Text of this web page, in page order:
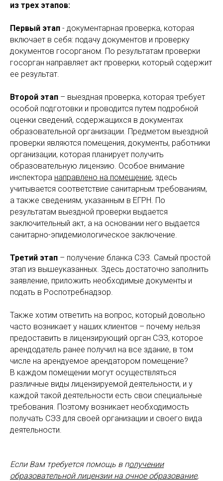
из трех этапов:
Первый этап - документарная проверка, которая
включает в себя: подачу документов и проверку
документов госорганом. По результатам проверки
госорган направляет акт проверки, который содержит
ее результат.
Второй этап – выездная проверка, которая требует
особой подготовки и проводится путем подробной
оценки сведений, содержащихся в документах
образовательной организации. Предметом выездной
проверки являются помещения, документы, работники
организации, которая планирует получить
образовательную лицензию. Особое внимание
инспектора направлено на помещение, здесь
учитывается соответствие санитарным требованиям,
а также сведениям, указанным в ЕГРН. По
результатам выездной проверки выдается
заключительный акт, а на основании него выдается
санитарно-эпидемиологическое заключение.
Третий этап – получение бланка СЭЗ. Самый простой
этап из вышеуказанных. Здесь достаточно заполнить
заявление, приложить необходимые документы и
подать в Роспотребнадзор.
Также хотим ответить на вопрос, который довольно
часто возникает у наших клиентов – почему нельзя
предоставить в лицензирующий орган СЭЗ, которое
арендодатель ранее получил на все здание, в том
числе на арендуемое арендатором помещение?
В каждом помещении могут осуществляться
различные виды лицензируемой деятельности, и у
каждой такой деятельности есть свои специальные
требования. Поэтому возникает необходимость
получать СЭЗ для своей организации и своего вида
деятельности.
Если Вам требуется помощь в получении
образовательной лицензии на очное образование,